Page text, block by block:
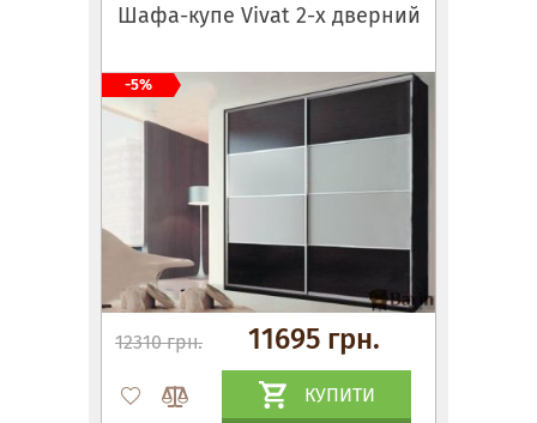
Шафа-купе Vivat 2-х дверний
12310 грн. 11695 грн.
КУПИТИ
-5%